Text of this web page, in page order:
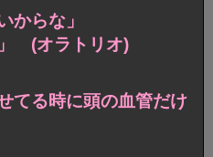
からな」
」 (オラトリオ)
てる時に頭の血管だけ